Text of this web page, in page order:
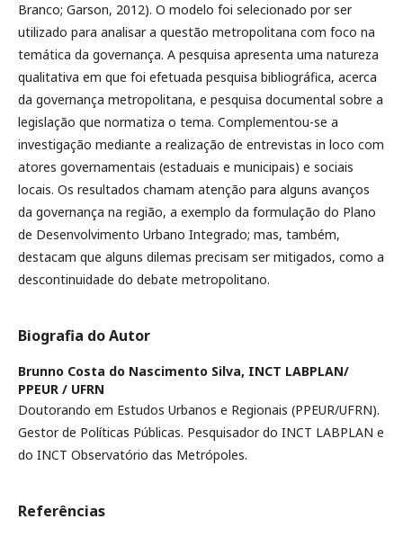
Branco; Garson, 2012). O modelo foi selecionado por ser
utilizado para analisar a questão metropolitana com foco na
temática da governança. A pesquisa apresenta uma natureza
qualitativa em que foi efetuada pesquisa bibliográfica, acerca
da governança metropolitana, e pesquisa documental sobre a
legislação que normatiza o tema. Complementou-se a
investigação mediante a realização de entrevistas in loco com
atores governamentais (estaduais e municipais) e sociais
locais. Os resultados chamam atenção para alguns avanços
da governança na região, a exemplo da formulação do Plano
de Desenvolvimento Urbano Integrado; mas, também,
destacam que alguns dilemas precisam ser mitigados, como a
descontinuidade do debate metropolitano.
Biografia do Autor
Brunno Costa do Nascimento Silva, INCT LABPLAN/
PPEUR / UFRN
Doutorando em Estudos Urbanos e Regionais (PPEUR/UFRN).
Gestor de Políticas Públicas. Pesquisador do INCT LABPLAN e
do INCT Observatório das Metrópoles.
Referências